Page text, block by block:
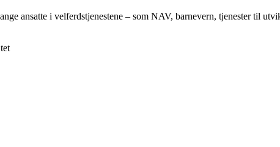
ansatte i velferdstjenestene – som NAV, barnevern, tjenester til